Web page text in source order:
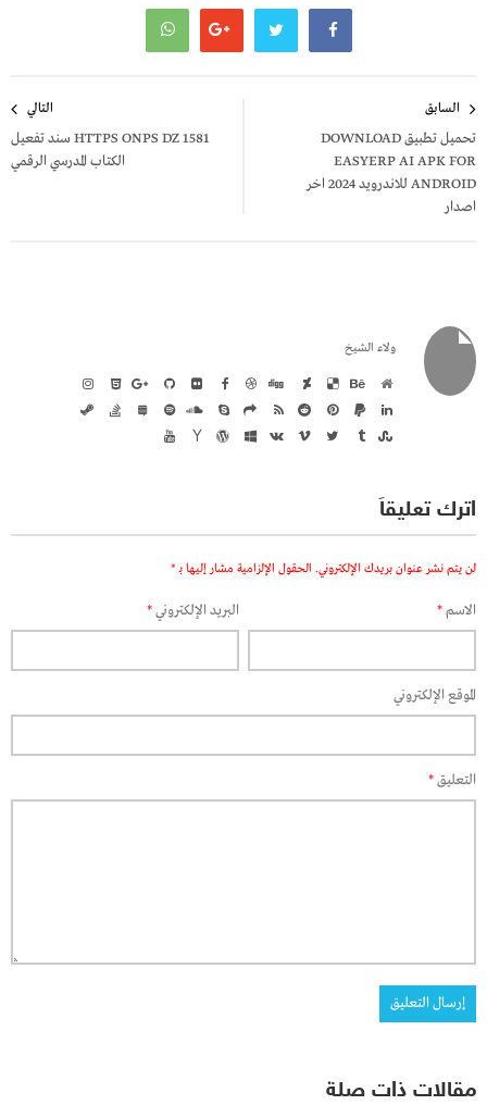
المقالات
السابق
تحميل تطبيق DOWNLOAD
EASYERP AI APK FOR
ANDROID للاندرويد 2024 اخر
اصدار
التالي
HTTPS ONPS DZ 1581 سند تفعيل
الكتاب المدرسي الرقمي
ولاء الشيخ
اترك تعليقاً
لن يتم نشر عنوان بريدك الإلكتروني. الحقول الإلزامية مشار إليها بـ *
الاسم* البريد الإلكتروني*
الموقع الإلكتروني
التعليق*
مقالات ذات صلة